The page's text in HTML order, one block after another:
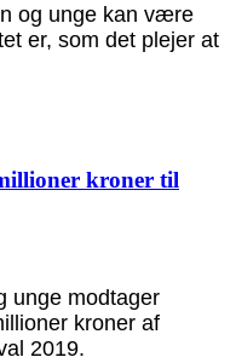
og unge kan være
er, som det plejer at
kroner til
unge modtager
kroner af
2019.